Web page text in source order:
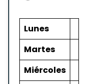
Lunes
Martes
Miércoles